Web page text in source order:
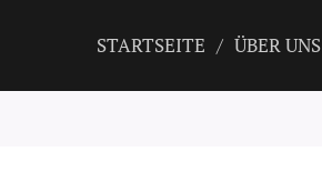
STARTSEITE ÜBER UNS